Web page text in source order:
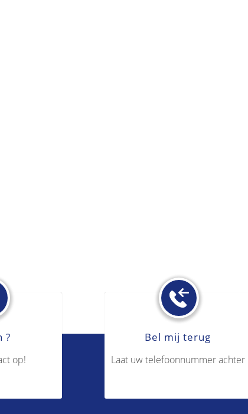
?
op!
Bel mij terug
Laat uw telefoonnummer achter